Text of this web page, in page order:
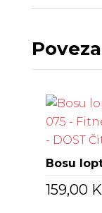
Bosu
159,00